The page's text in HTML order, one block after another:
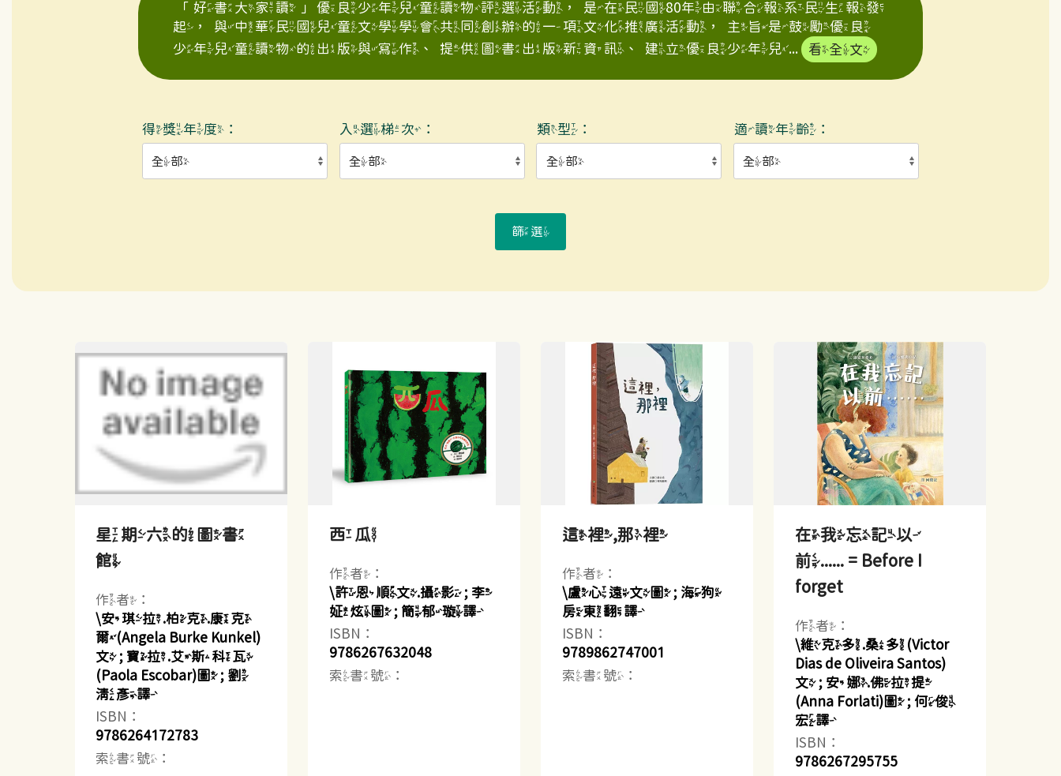
「好書大家讀」優良少年兒童讀物評選活動，是在民國80年由聯合報系民生報發
起，與中華民國兒童文學學會共同創辦的一項文化推廣活動，主旨是鼓勵優良
少年兒童讀物的出版與寫作、提供圖書出版新資訊、建立優良少年兒...
看全文
得獎年度： 入選梯次： 類型： 適讀年齡：
篩選
星期六的圖書
館
作者：
\安琪拉.柏克.康克
爾(Angela Burke Kunkel)
文 ; 寶拉.艾斯科瓦
(Paola Escobar)圖 ; 劉
清彥譯
ISBN：
9786264172783
索書號：
西瓜
作者：
\許恩順文.攝影 ; 李
姃炫圖 ; 簡郁璇譯
ISBN：
9786267632048
索書號：
這裡,那裡
作者：
\盧心遠文圖 ; 海狗
房東翻譯
ISBN：
9789862747001
索書號：
在我忘記以
前...... = Before I
forget
作者：
\維克多.桑多(Victor
Dias de Oliveira Santos)
文 ; 安娜.佛拉提
(Anna Forlati)圖 ; 何俊
宏譯
ISBN：
9786267295755